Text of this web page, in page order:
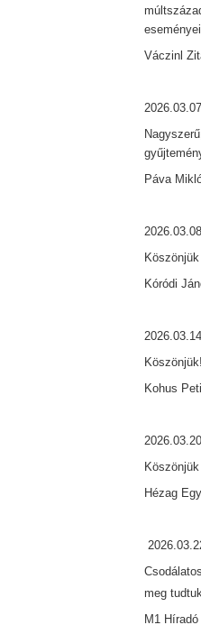
Váczinl
Páva
Kóródi
Köszönjük!
Kohus
Hézag
meg
M1